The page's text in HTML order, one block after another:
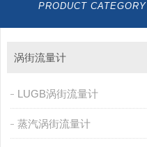
PRODUCT CATEGORY
涡街流量计
LUGB涡街流量计
蒸汽涡街流量计